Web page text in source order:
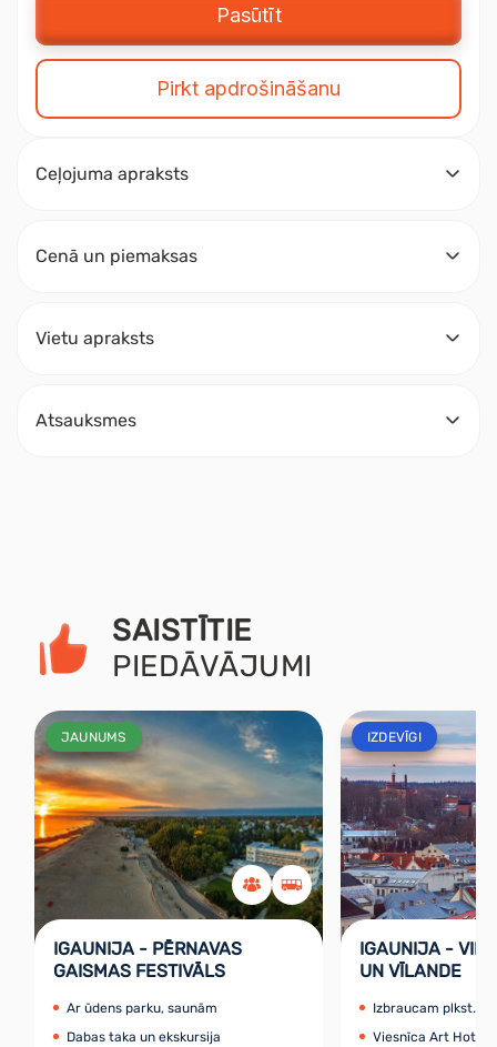
Ceļojuma apraksts
Cenā un piemaksas
Vietu apraksts
Atsauksmes
Pasūtīt
Pirkt apdrošināšanu
SAISTĪTIE
PIEDĀVĀJUMI
JAUNUMS
IGAUNIJA - PĒRNAVAS
GAISMAS FESTIVĀLS
Ar ūdens parku, saunām
Dabas taka un ekskursija
IZDEVĪGI
IGAUNIJA -
UN VĪLANDE
Izbraucam plkst.
Viesnīca Art Hotel